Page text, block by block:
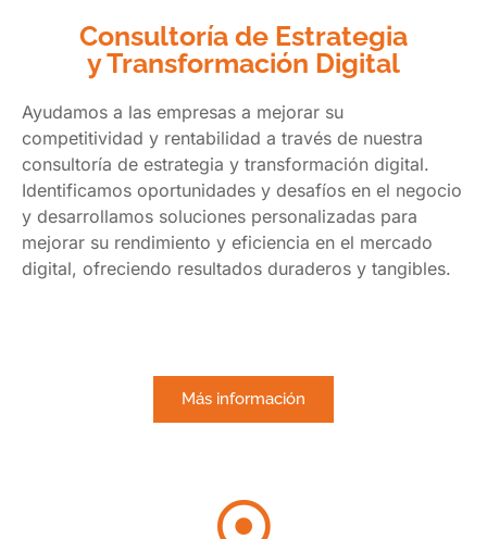
Consultoría de Estrategia
y Transformación Digital
Ayudamos a las empresas a mejorar su
competitividad y rentabilidad a través de nuestra
consultoría de estrategia y transformación digital.
Identificamos oportunidades y desafíos en el negocio
y desarrollamos soluciones personalizadas para
mejorar su rendimiento y eficiencia en el mercado
digital, ofreciendo resultados duraderos y tangibles.
Más información